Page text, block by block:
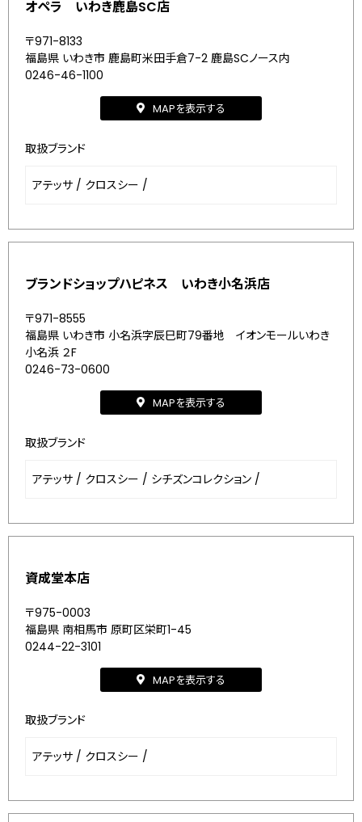
オペラ いわき鹿島SC店
〒971-8133
福島県 いわき市 鹿島町米田手倉7-2 鹿島SCノース内
0246-46-1100
MAPを表示する
取扱ブランド
アテッサ / クロスシー /
ブランドショップハピネス いわき小名浜店
〒971-8555
福島県 いわき市 小名浜字辰巳町79番地 イオンモールいわき
小名浜 ２F
0246-73-0600
MAPを表示する
取扱ブランド
アテッサ / クロスシー / シチズンコレクション /
資成堂本店
〒975-0003
福島県 南相馬市 原町区栄町1-45
0244-22-3101
MAPを表示する
取扱ブランド
アテッサ / クロスシー /